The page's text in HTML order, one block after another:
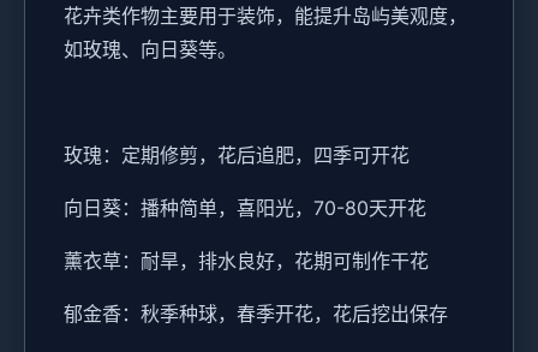
花卉类作物主要用于装饰，能提升岛屿美观度，
如玫瑰、向日葵等。
玫瑰：定期修剪，花后追肥，四季可开花
向日葵：播种简单，喜阳光，70-80天开花
薰衣草：耐旱，排水良好，花期可制作干花
郁金香：秋季种球，春季开花，花后挖出保存